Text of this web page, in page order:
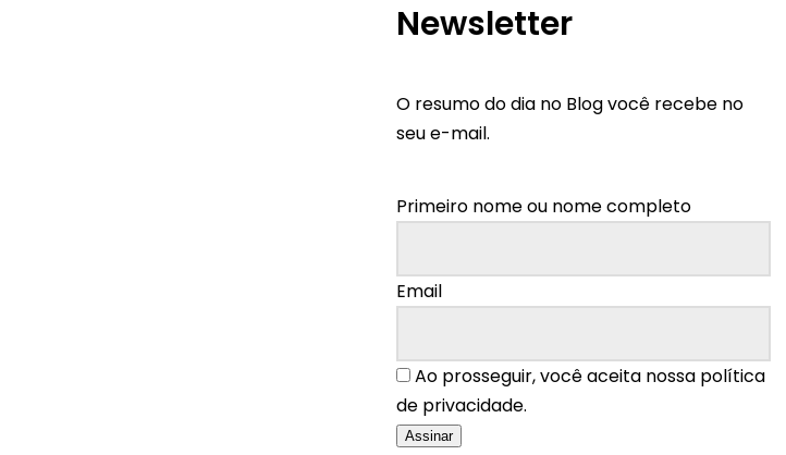
Newsletter
O resumo do dia no Blog você recebe no
seu e-mail.
Primeiro nome ou nome completo
Email
Ao prosseguir, você aceita nossa política
de privacidade.